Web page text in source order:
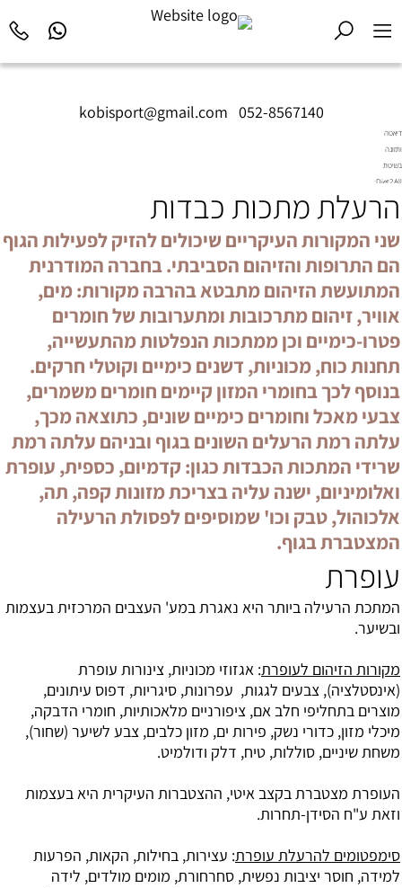
kobisport@gmail.com 052-8567140
דיאטה
ותזונה
בשיטת
Diet2All:
המושלם.
הרעלת מתכות כבדות
שני המקורות העיקריים שיכולים להזיק לפעילות הגוף
הם התרופות והזיהום הסביבתי. בחברה המודרנית
המתועשת הזיהום מתבטא בהרבה מקורות: מים,
אוויר, זיהום מתרכובות ומתערובות של חומרים
פטרו-כימיים וכן ממתכות הנפלטות מהתעשייה,
תחנות כוח, מכוניות, דשנים כימיים וקוטלי חרקים.
בנוסף לכך בחומרי המזון קיימים חומרים משמרים,
צבעי מאכל וחומרים כימיים שונים, כתוצאה מכך,
עלתה רמת הרעלים השונים בגוף ובניהם עלתה רמת
שרידי המתכות הכבדות כגון: קדמיום, כספית, עופרת
ואלומיניום, ישנה עליה בצריכת מזונות קפה, תה,
אלכוהול, טבק וכו' שמוסיפים לפסולת הרעילה
המצטברת בגוף.
עופרת
המתכת הרעילה ביותר היא נאגרת במע' העצבים המרכזית בעצמות
ובשיער.
מקורות הזיהום לעופרת: אגזוזי מכוניות, צינורות עופרת
(אינסטלציה), צבעים לגגות, עפרונות, סיגריות, דפוס עיתונים,
מוצרים בתחליפי חלב אם, ציפורניים מלאכותיות, חומרי הדבקה,
מיכלי מזון, כדורי נשק, פירות ים, מזון כלבים, צבע לשיער (שחור),
משחת שיניים, סוללות, טיח, דלק ודולמיט.
העופרת מצטברת בקצב איטי, ההצטברות העיקרית היא בעצמות
וזאת ע"ח הסידן-תחרות.
סימפטומים להרעלת עופרת: עצירות, בחילות, הקאות, הפרעות
למידה, חוסר יציבות נפשית, סחרחורת, מומים מולדים, לידה